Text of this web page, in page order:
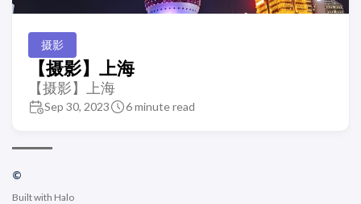
摄影
【摄影】上海
【摄影】上海
Sep 30, 2023 6 minute read
©
Built with Halo